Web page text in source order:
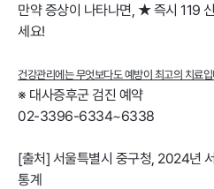
만약 증상이 나타나면, ★ 즉시 119
세요!
건강관리에는 무엇보다도 예방이 최고의 치료입
※ 대사증후군 검진 예약
02-3396-6334~6338
[출처] 서울특별시 중구청, 2024년
통계